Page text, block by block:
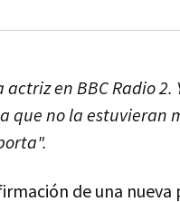
en BBC Radio 2.
que no la estuvieran
de una nueva